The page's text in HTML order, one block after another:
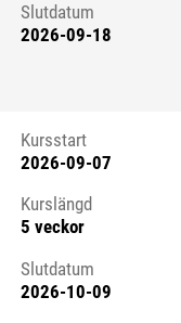
Slutdatum
2026-09-18
Kursstart 6059472
Kursstart
2026-09-07
Kurslängd
5 veckor
Slutdatum
2026-10-09